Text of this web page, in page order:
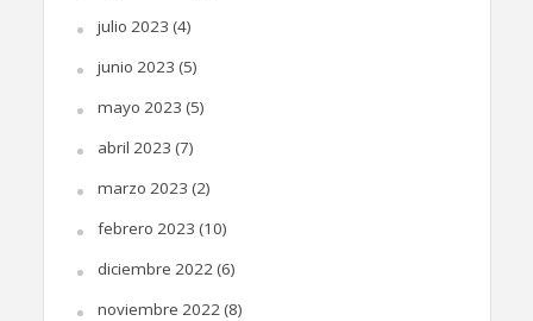
julio 2023 (4)
junio 2023 (5)
mayo 2023 (5)
abril 2023 (7)
marzo 2023 (2)
febrero 2023 (10)
diciembre 2022(6)
noviembre 2022(8)